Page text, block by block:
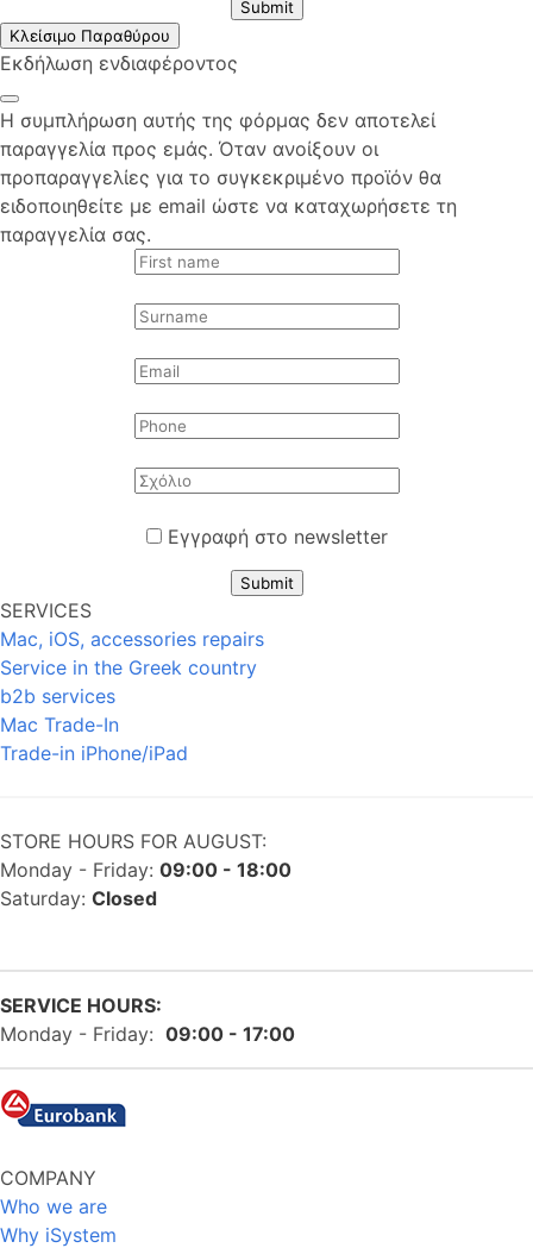
Submit
Κλείσιμο Παραθύρου
Εκδήλωση ενδιαφέροντος
Η συμπλήρωση αυτής της φόρμας δεν αποτελεί
παραγγελία προς εμάς. Όταν ανοίξουν οι
προπαραγγελίες για το συγκεκριμένο προϊόν θα
ειδοποιηθείτε με email ώστε να καταχωρήσετε τη
παραγγελία σας.
Εγγραφή στο newsletter
Submit
SERVICES
Mac, iOS, accessories repairs
Service in the Greek country
b2b services
Mac Trade-In
Trade-in iPhone/iPad
STORE HOURS FOR AUGUST:
Monday - Friday: 09:00 - 18:00
Saturday: Closed
SERVICE HOURS:
Monday - Friday: 09:00 - 17:00
COMPANY
Who we are
Why iSystem